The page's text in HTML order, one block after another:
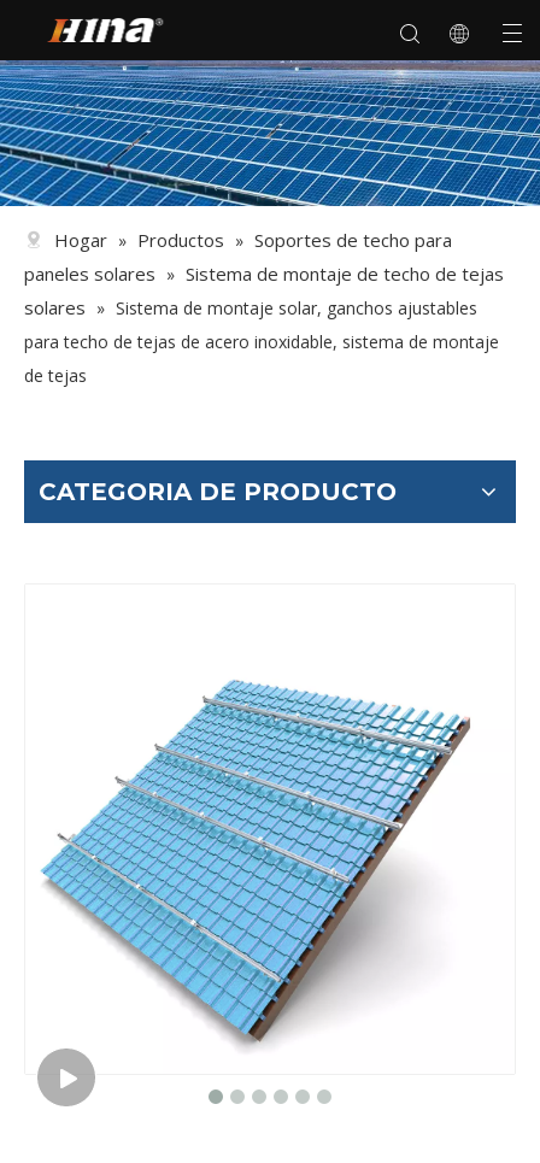
Hogar » Productos » Soportes de techo para
paneles solares » Sistema de montaje de techo de tejas
solares » Sistema de montaje solar, ganchos ajustables
para techo de tejas de acero inoxidable, sistema de montaje
de tejas
CATEGORIA DE PRODUCTO